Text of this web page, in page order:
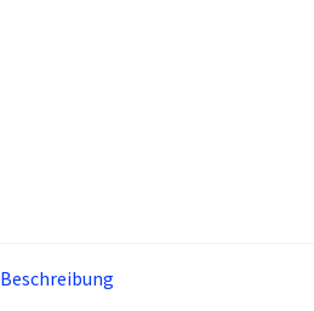
Beschreibung